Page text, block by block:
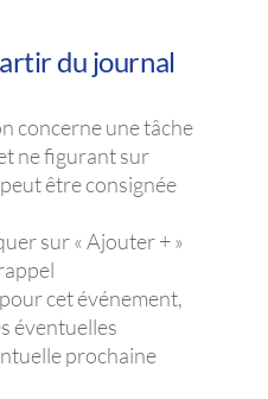
du journal
concerne une tâche
ne figurant sur
être consignée
sur « Ajouter + »
cet événement,
éventuelles
prochaine